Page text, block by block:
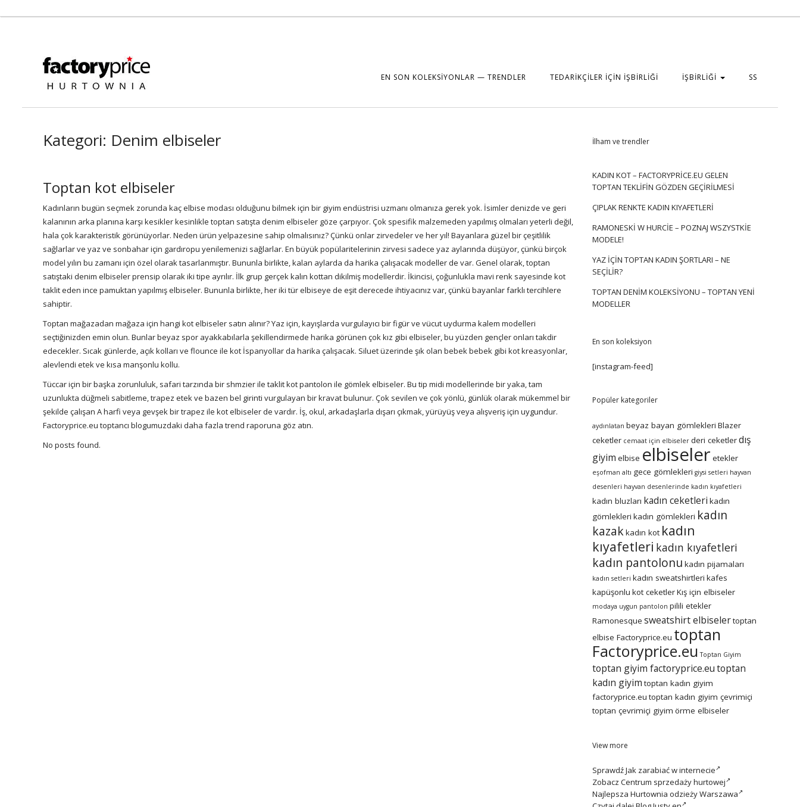
EN SON KOLEKSIYONLAR — TRENDLER TEDARİKÇİLER İÇİN İŞBİRLİĞİ İŞBİRLİĞİ SS
Kategori: Denim elbiseler
Toptan kot elbiseler
Kadınların bugün seçmek zorunda kaçelbise modası olduğunu bilmek için bir giyim endüstrisi uzmanı olmanıza gerek yok. İsimler denizde ve geri
kalanının arka planına karşı kesikler kesinlikle toptan satışta denim elbiseler göze çarpıyor. Çok spesifik malzemeden yapılmış olmaları yeterli değil,
hala çok karakteristik görünüyorlar. Neden ürün yelpazesine sahip olmalısınız? Çünkü onlar zirvedeler ve her yıl! Bayanlara güzel bir çeşitlilik
sağlarlar ve yaz ve sonbahar için gardıropu yenilemenizi sağlarlar. En büyük popülaritelerinin zirvesi sadece yaz aylarında düşüyor, çünkü birçok
model yılın bu zamanı için özel olarak tasarlanmıştır. Bununla birlikte, kalan aylarda da harika çalışacak modeller de var. Genel olarak, toptan
satıştaki denim elbiselerprensip olarak iki tipe ayrılır. İlk grup gerçek kalın kottan dikilmiş modellerdir. İkincisi, çoğunlukla mavi renk sayesinde kot
taklit eden ince pamuktan yapılmış elbiseler. Bununla birlikte, her iki tür elbiseye de eşit derecede ihtiyacınız var, çünkü bayanlar farklı tercihlere
sahiptir.
Toptan mağazadan mağaza için hangi kot elbiseler satın alınır? Yaz için, kayışlarda vurgulayıcı bir figür ve vücut uydurma kalem modelleri
seçtiğinizden emin olun. Bunlar beyaz spor ayakkabılarla şekillendirmede harika görünen çok kız gibi elbiseler, bu yüzden gençler onları takdir
edecekler. Sıcak günlerde, açık kolları ve flounce ile kot İspanyollar da harika çalışacak. Siluet üzerinde şık olan bebek bebek gibi kot kreasyonlar,
alevlendi etek ve kısa manşonlu kollu.
Tüccar için bir başka zorunluluk, safari tarzında bir shmzier ile taklit kot pantolon ile gömlek elbiseler. Bu tip midi modellerinde bir yaka, tam
uzunlukta düğmeli sabitleme, trapez etek ve bazen bel girinti vurgulayan bir kravat bulunur. Çok sevilen ve çok yönlü, günlük olarak mükemmel bir
şekilde çalışan A harfi veya gevşek bir trapez ile kot elbiseler de vardır. İş, okul, arkadaşlarla dışarı çıkmak, yürüyüş veya alışveriş için uygundur.
Factoryprice.eu toptancı blogumuzdaki daha fazla trend raporuna göz atın.
No posts found.
İlham ve trendler
KADIN KOT – FACTORYPRICE.EU GELEN
TOPTAN TEKLIFIN GÖZDEN GEÇIRILMESI
ÇIPLAK RENKTE KADIN KIYAFETLERI
RAMONESKI W HURCIE – POZNAJ WSZYSTKIE
MODELE!
YAZ IÇIN TOPTAN KADIN ŞORTLARI – NE
SEÇILIR?
TOPTAN DENIM KOLEKSIYONU – TOPTAN YENI
MODELLER
En son koleksiyon
[instagram-feed]
Popüler kategoriler
aydınlatan beyaz bayan gömlekleri Blazer
ceketler cemaat için elbiseler deri ceketlerdış
giyim elbise elbiseler etekler
eşofman altı gece gömlekleri giysi setleri hayvan
desenleri hayvan desenlerinde kadın kıyafetleri
kadın bluzları kadın ceketleri kadın
gömlekleri kadın gömlekleri kadın
kazakkadın kot kadın
kıyafetleri kadın kıyafetleri
kadın pantolonu kadın pijamaları
kadın setleri kadın sweatshirtleri kafes
kapüşonlu kot ceketlerKış için elbiseler
modaya uygun pantolon pilili etekler
Ramonesque sweatshirt elbiselertoptan
elbise Factoryprice.eu toptan
Factoryprice.eu Toptan Giyim
toptan giyim factoryprice.eutoptan
kadın giyimtoptan kadın giyim
factoryprice.eutoptan kadın giyim çevrimiçi
toptan çevrimiçi giyim örme elbiseler
View more
SprawdźJak zarabiać w internecie
Zobacz Centrum sprzedaży hurtowej
Najlepsza Hurtownia odzieży Warszawa